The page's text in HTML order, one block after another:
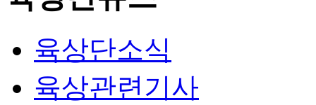
육상단소식
육상관련기사